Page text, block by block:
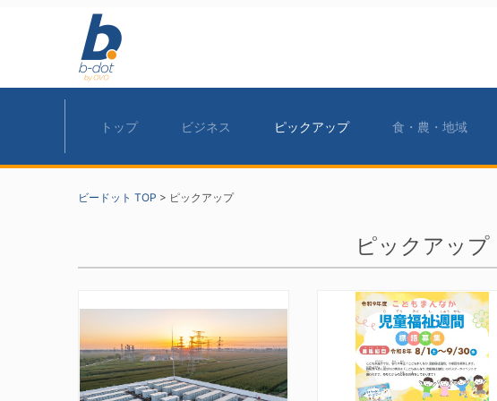
トップ ビジネス ピックアップ 食・農・地域
ビードット TOP > ピックアップ
ピックアップ